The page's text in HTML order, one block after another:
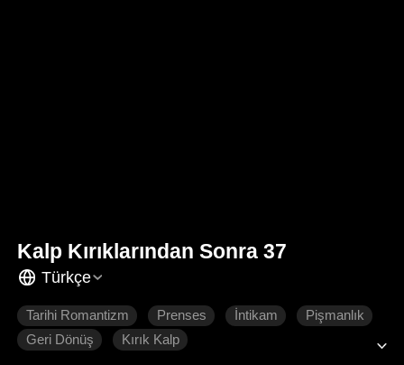
Kalp Kırıklarından Sonra 37
Türkçe
Tarihi Romantizm Prenses İntikam
Pişmanlık
Geri Dönüş
Kırık Kalp